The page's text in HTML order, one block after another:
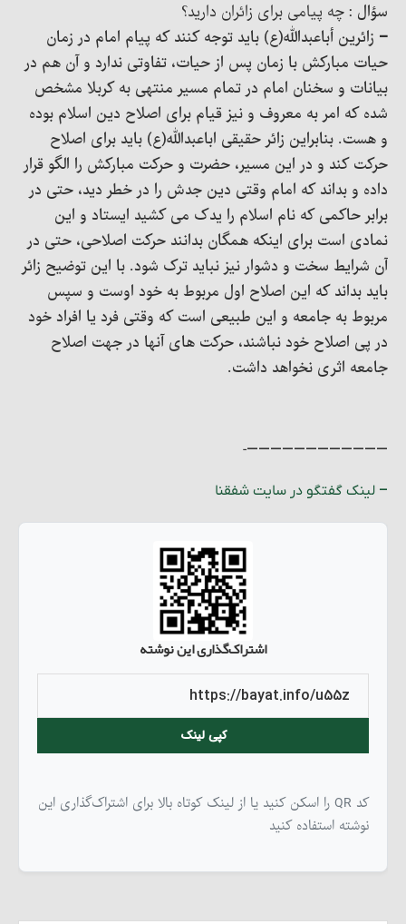
سؤال : چه پیامی برای زائران دارید؟
– زائرین أباعبدالله(ع) باید توجه کنند که پیام امام در زمان
حیات مبارکش با زمان پس از حیات، تفاوتی ندارد و آن هم در
بیانات و سخنان امام در تمام مسیر منتهی به کربلا مشخص
شده که امر به معروف و نیز قیام برای اصلاح دین اسلام بوده
و هست. بنابراین زائر حقیقی اباعبدالله(ع) باید برای اصلاح
حرکت کند و در این مسیر، حضرت و حرکت مبارکش را الگو قرار
داده و بداند که امام وقتی دین جدش را در خطر دید، حتی در
برابر حاکمی که نام اسلام را یدک می کشید ایستاد و این
نمادی است برای اینکه همگان بدانند حرکت اصلاحی، حتی در
آن شرایط سخت و دشوار نیز نباید ترک شود. با این توضیح زائر
باید بداند که این اصلاح اول مربوط به خود اوست و سپس
مربوط به جامعه و این طبیعی است که وقتی فرد یا افراد خود
در پی اصلاح خود نباشند، حرکت های آنها در جهت اصلاح
جامعه اثری نخواهد داشت.
————————————-
– لینک گفتگو در سایت شفقنا
اشتراک‌گذاری این نوشته
کپی لینک
کد QR را اسکن کنید یا از لینک کوتاه بالا برای اشتراک‌گذاری این
نوشته استفاده کنید